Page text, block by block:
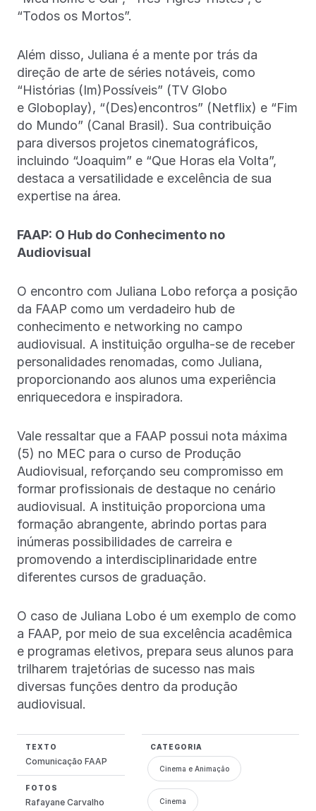
“Todos os Mortos”.
Além disso, Juliana é a mente por trás da
direção de arte de séries notáveis, como
“Histórias (Im)Possíveis” (TV Globo
e Globoplay), “(Des)encontros” (Netflix) e “Fim
do Mundo” (Canal Brasil). Sua contribuição
para diversos projetos cinematográficos,
incluindo “Joaquim” e “Que Horas ela Volta”,
destaca a versatilidade e excelência de sua
expertise na área.
FAAP: O Hub do Conhecimento no
Audiovisual
O encontro com Juliana Lobo reforça a posição
da FAAP como um verdadeiro hub de
conhecimento e networking no campo
audiovisual. A instituição orgulha-se de receber
personalidades renomadas, como Juliana,
proporcionando aos alunos uma experiência
enriquecedora e inspiradora.
Vale ressaltar que a FAAP possui nota máxima
(5) no MEC para o curso de Produção
Audiovisual, reforçando seu compromisso em
formar profissionais de destaque no cenário
audiovisual. A instituição proporciona uma
formação abrangente, abrindo portas para
inúmeras possibilidades de carreira e
promovendo a interdisciplinaridade entre
diferentes cursos de graduação.
O caso de Juliana Lobo é um exemplo de como
a FAAP, por meio de sua excelência acadêmica
e programas eletivos, prepara seus alunos para
trilharem trajetórias de sucesso nas mais
diversas funções dentro da produção
audiovisual.
TEXTO
Comunicação FAAP
FOTOS
Rafayane Carvalho
CATEGORIA
Cinema e Animação
Cinema